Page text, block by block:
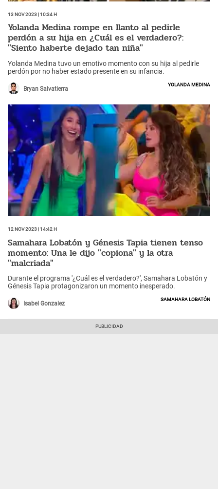
13 Nov 2023 | 10:34 h
Yolanda Medina rompe en llanto al pedirle
perdón a su hija en ¿Cuál es el verdadero?:
"Siento haberte dejado tan niña"
Yolanda Medina tuvo un emotivo momento con su hija al pedirle
perdón por no haber estado presente en su infancia.
Bryan Salvatierra
Yolanda Medina
12 Nov 2023 | 14:42 h
Samahara Lobatón y Génesis Tapia tienen tenso
momento: Una le dijo "copiona" y la otra
"malcriada"
Durante el programa '¿Cuál es el verdadero?', Samahara Lobatón y
Génesis Tapia protagonizaron un momento inesperado.
Isabel Gonzalez
Samahara Lobatón